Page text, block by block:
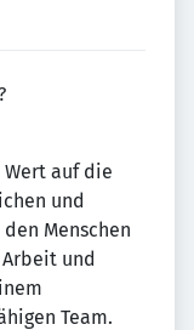
auf die
und
Menschen
und
Team.